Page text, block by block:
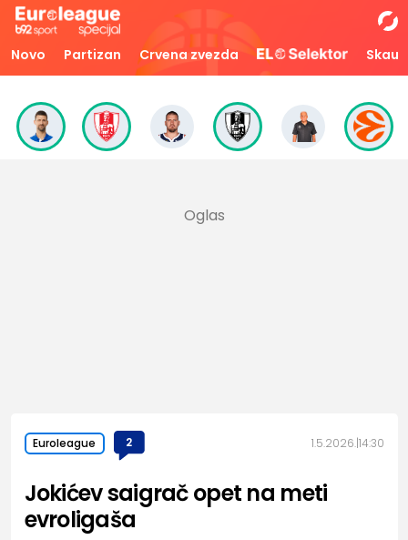
Novo Partizan Crvena zvezda Skaut
Euroleague 2 1.5.2026. 14:30
Jokićev saigrač opet na meti
evroligaša